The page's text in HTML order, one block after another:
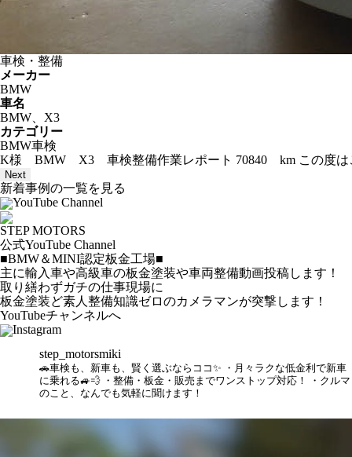
車検・整備
メーカー
BMW
車名
BMW、X3
カテゴリー
BMW車検
K様 BMW X3 車検整備作業レポート 70840 km この度は
Next
新着事例の一覧を見る
YouTube Channel
STEP MOTORS
公式YouTube Channel
■BMW＆MINI認定板金工場■
主に輸入車や高級車の板金塗装や車両整備動画投稿します！
取り繕わずガチの仕事現場に
板金塗装ど素人整備知識ゼロのカメラマンが突撃します！
YouTubeチャンネルへ
Instagram
step_motorsmiki
🚗車検も、新車も、賢く選ぶならココ✨ ・月々ラクな低金利で新車
に乗れる🚙💨 ・整備・板金・販売までワンストップ対応！
・クルマ
のこと、なんでも気軽に聞けます！